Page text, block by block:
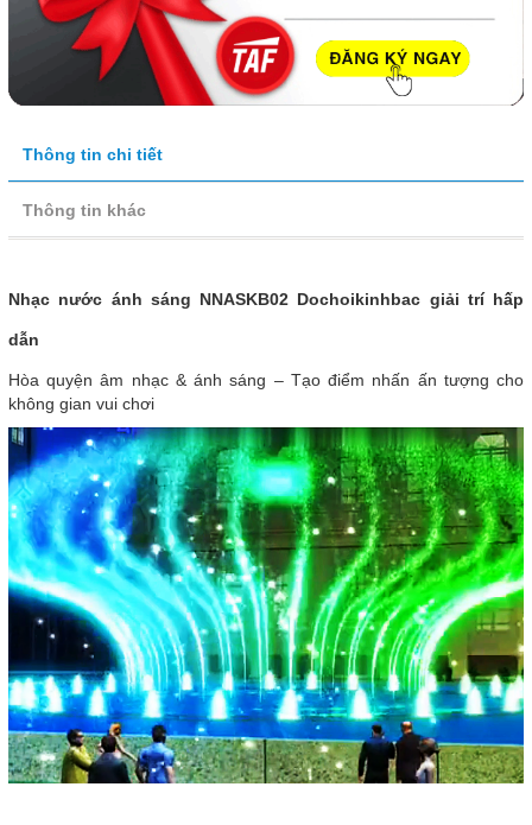
Thông tin chi tiết
Thông tin khác
Nhạc nước ánh sáng NNASKB02 Dochoikinhbac giải trí hấp
dẫn
Hòa quyện âm nhạc & ánh sáng – Tạo điểm nhấn ấn tượng cho
không gian vui chơi